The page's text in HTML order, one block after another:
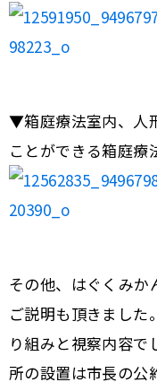
▼箱庭療法室内、人
ことができる箱庭療
その他、はぐくみか
ご説明も頂きました
り組みと視察内容で
所の設置は市長の公